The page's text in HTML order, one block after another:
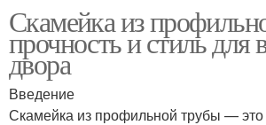
Скамейка из
прочность и стиль для
двора
Введение
Скамейка из профильной трубы —